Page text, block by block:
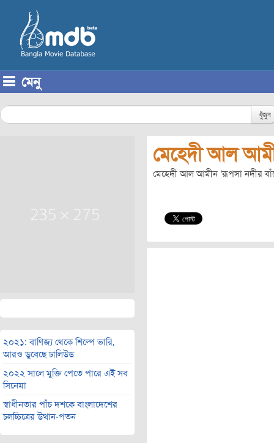
মেনু
খুঁজুন
২০২১: বাণিজ্য থেকে শিল্পে ভারি,
আরও ডুবেছে ঢালিউড
২০২২ সালে মুক্তি পেতে পারে এই সব
সিনেমা
স্বাধীনতার পাঁচ দশকে বাংলাদেশের
চলচ্চিত্রের উত্থান-পতন
মেহেদী আল
মেহেদী আল আমীন ‘রূপসা নদীর